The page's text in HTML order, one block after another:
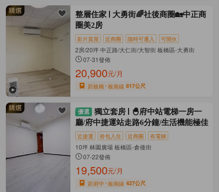
整層住家
大勇街🌈社後商圈🏡中正商
圈美2房
影片賞屋 近商圈 隨時可遷入 可開伙
2房/20坪 中正路/大仁街/大智街 板橋區-大勇街
07-31發佈
20,900元/月
距板橋 板南線 817公尺
獨立套房
🐣府中站電梯一房一
廳/府中捷運站走路6分鐘/生活機能極佳
近捷運 拎包入住 近商圈 有電梯
10坪 林園廣場 板橋區-倉後街
07-22發佈
19,500元/月
距府中 板南線 427公尺